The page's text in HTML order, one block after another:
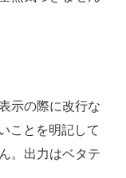
示の際に改行な
ことを明記して
。出力はベタテ